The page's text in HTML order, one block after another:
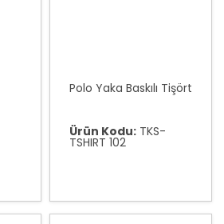
Polo Yaka Baskılı Tişört
Ürün Kodu: TKS-
TSHIRT 102